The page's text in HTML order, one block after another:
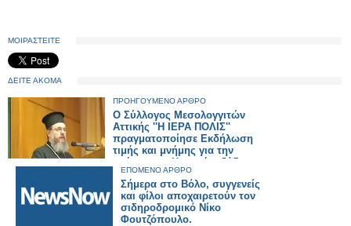
ΜΟΙΡΑΣΤΕΙΤΕ
ΔΕΙΤΕ ΑΚΟΜΑ
ΠΡΟΗΓΟΥΜΕΝΟ ΑΡΘΡΟ
Ο Σύλλογος Μεσολογγιτών
Αττικής ''Η ΙΕΡΑ ΠΟΛΙΣ''
πραγματοποίησε Εκδήλωση
τιμής και μνήμης για την
επέτειο της Ηρωικής εξόδου
των ΄΄Ελευθέρων
Πολιορκημένων'' (φωτο
-βίντεο)
ΕΠΟΜΕΝΟ ΑΡΘΡΟ
Σήμερα στο Βόλο, συγγενείς
και φίλοι αποχαιρετούν τον
σιδηροδρομικό Νίκο
Φουτζόπουλο.